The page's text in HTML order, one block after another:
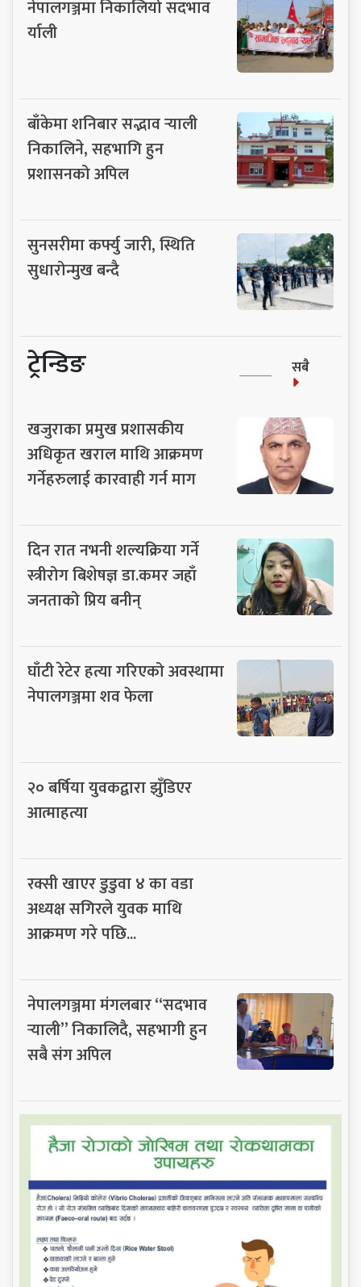
नेपालगञ्जमा निकालियो सदभाव
र्याली
बाँकेमा शनिबार सद्भाव र्‍याली
निकालिने, सहभागि हुन
प्रशासनको अपिल
सुनसरीमा कर्फ्यु जारी, स्थिति
सुधारोन्मुख बन्दै
ट्रेन्डिङ सबै
खजुराका प्रमुख प्रशासकीय
अधिकृत खराल माथि आक्रमण
गर्नेहरुलाई कारवाही गर्न माग
दिन रात नभनी शल्यक्रिया गर्ने
स्त्रीरोग बिशेषज्ञ डा.कमर जहाँ
जनताको प्रिय बनीन्
घाँटी रेटेर हत्या गरिएको अवस्थामा
नेपालगञ्जमा शव फेला
२० बर्षिया युवकद्वारा झुँडिएर
आत्माहत्या
रक्सी खाएर डुडुवा ४ का वडा
अध्यक्ष सगिरले युवक माथि
आक्रमण गरे पछि...
नेपालगञ्जमा मंगलबार “सदभाव
र्‍याली” निकालिदै, सहभागी हुन
सबै संग अपिल